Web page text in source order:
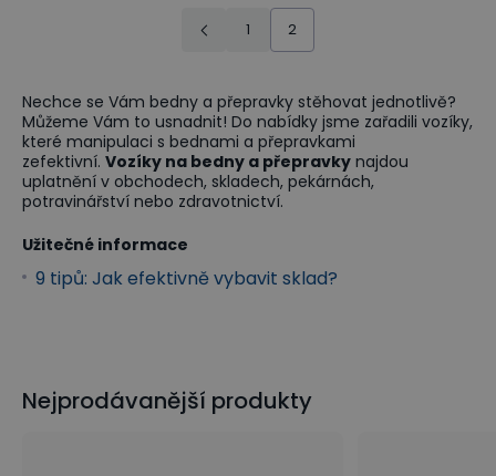
1 2
Nechce se Vám bedny a přepravky stěhovat jednotlivě?
Můžeme Vám to usnadnit! Do nabídky jsme zařadili vozíky,
které manipulaci s bednami a přepravkami
zefektivní. Vozíky na bedny a přepravky najdou
uplatnění v obchodech, skladech, pekárnách,
potravinářství nebo zdravotnictví.
Užitečné informace
9 tipů: Jak efektivně vybavit sklad?
Nejprodávanější produkty